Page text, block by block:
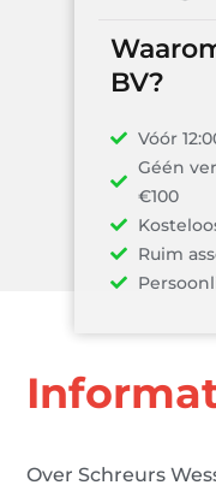
Waarom
BV?
Vóór 12:00
Géén
€100
Kosteloos
Ruim
Over Schreurs